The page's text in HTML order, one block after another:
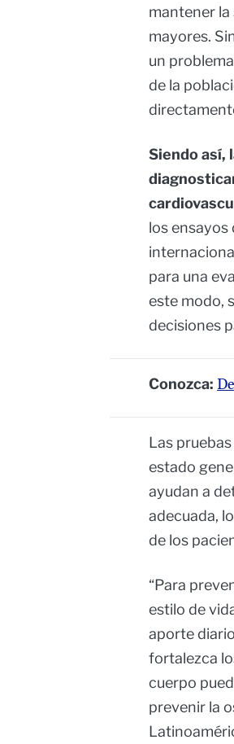
mantener la
mayores.
un
de la
Siendo así,
los
para una
este modo,
decisiones
Conozca:
Las
estado
ayudan a
adecuada,
de los
“Para
estilo de
aporte
fortalezca
cuerpo
prevenir la